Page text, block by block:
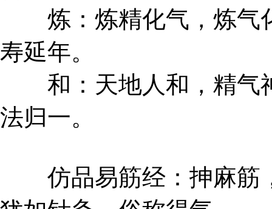
炼：炼精化气，炼气
寿延年。
和：天地人和，精气
法归一。
仿品易筋经：抻麻筋